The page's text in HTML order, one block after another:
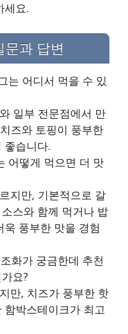
세요.
문과 답변
는 어디서 먹을 수 있
일부 전문점에서 만
즈와 토핑이 풍부한
좋습니다.
어떻게 먹으면 더 맛
지만, 기본적으로 갈
스와 함께 먹거나 밥
풍부한 맛을 경험
화가 궁금한데 추천
요?
만, 치즈가 풍부한 핫
함박스테이크가 최고